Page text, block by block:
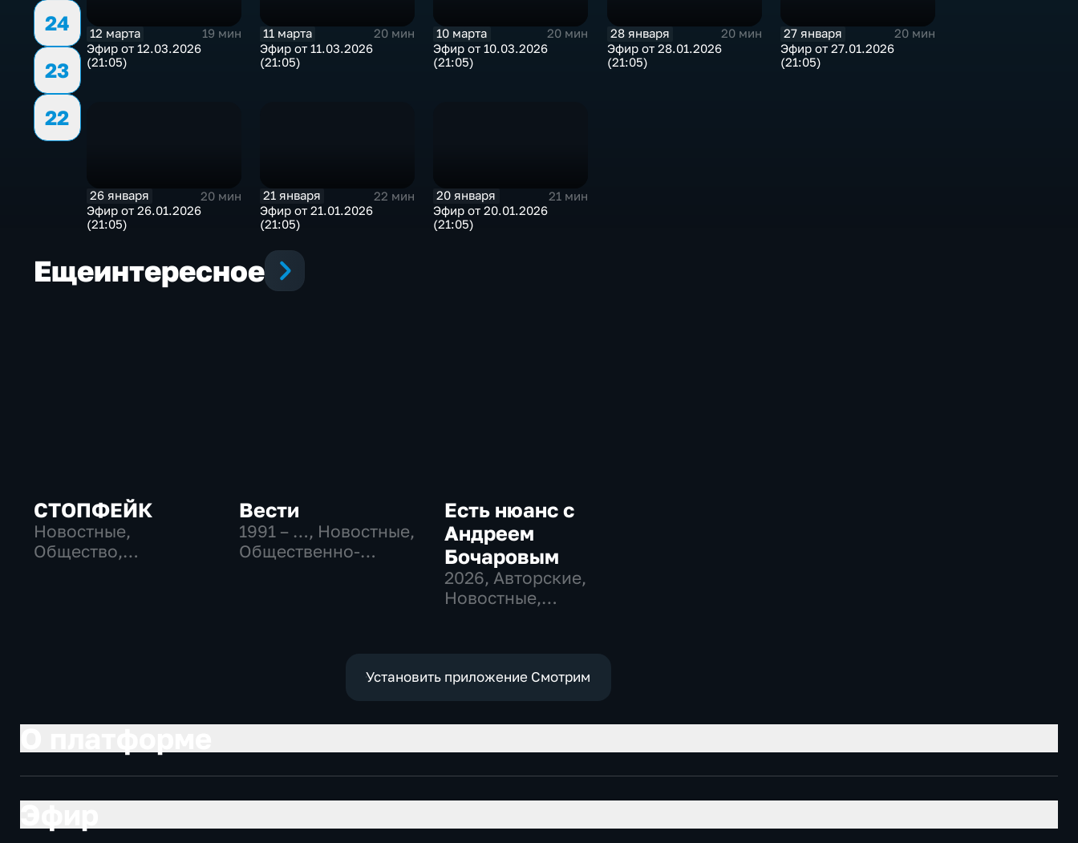
24
23
22
12 марта
19 мин
Эфир от 12.03.2026
(21:05)
11 марта
20 мин
Эфир от 11.03.2026
(21:05)
10 марта
20 мин
Эфир от 10.03.2026
(21:05)
28 января
20 мин
Эфир от 28.01.2026
(21:05)
27 января
20 мин
Эфир от 27.01.2026
(21:05)
26 января
20 мин
Эфир от 26.01.2026
(21:05)
21 января
22 мин
Эфир от 21.01.2026
(21:05)
20 января
21 мин
Эфир от 20.01.2026
(21:05)
Ещеинтересное
СТОПФЕЙК
Новостные,
Общество,
Вести
1991 – …, Новостные,
Общественно-
Есть нюанс с
Андреем
Бочаровым
2026, Авторские,
Новостные,
Установить приложение Смотрим